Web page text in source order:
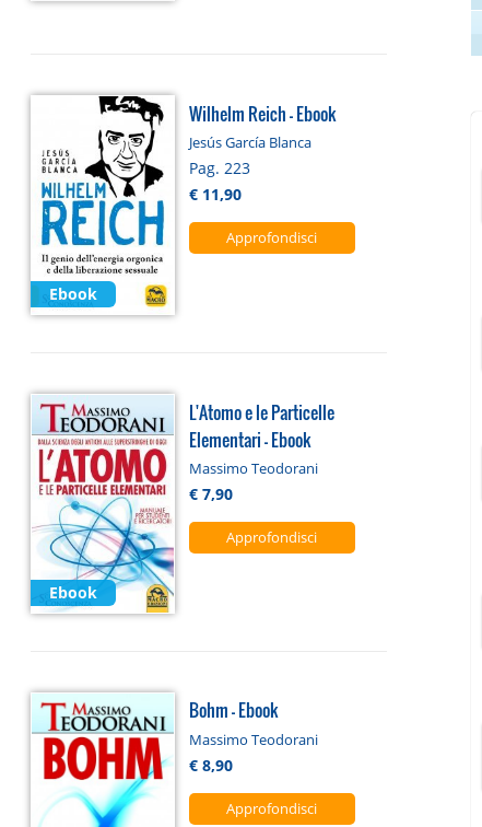
Ebook
Wilhelm Reich - Ebook
Jesús García Blanca
Pag. 223
€ 11,90
Approfondisci
Ebook
L'Atomo e le Particelle
Elementari - Ebook
Massimo Teodorani
€ 7,90
Approfondisci
Bohm - Ebook
Massimo Teodorani
€ 8,90
Approfondisci